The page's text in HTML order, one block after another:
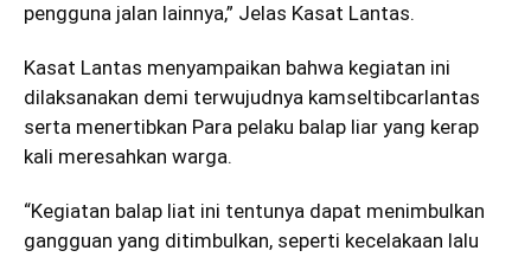
pengguna jalan lainnya,” Jelas Kasat Lantas.
Kasat Lantas menyampaikan bahwa kegiatan ini
dilaksanakan demi terwujudnya kamseltibcarlantas
serta menertibkan Para pelaku balap liar yang kerap
kali meresahkan warga.
“Kegiatan balap liat ini tentunya dapat menimbulkan
gangguan yang ditimbulkan, seperti kecelakaan lalu